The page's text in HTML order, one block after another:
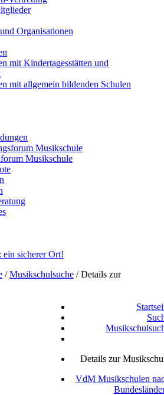
Organisationen
mit Kindertagesstätten und
mit allgemein bildenden Schulen
Musikschule
Musikschule
ein sicherer Ort!
/Musikschulsuche /Details zur
Details zur
VdM Musikschulen